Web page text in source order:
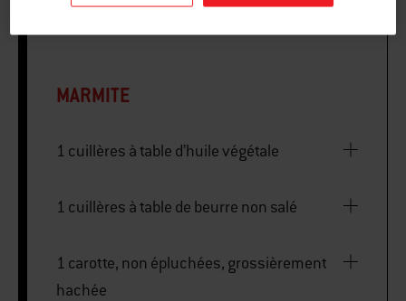
1 dinde entière de 11 à 13 livres
MARMITE
1 cuillères à table d’huile végétale
1 cuillères à table de beurre non salé
1 carotte, non épluchées, grossièrement
hachée